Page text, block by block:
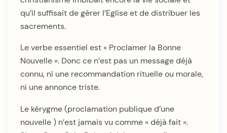
qu’il suffisait de gérer l’Eglise et de distribuer les
sacrements.
Le verbe essentiel est « Proclamer la Bonne
Nouvelle ». Donc ce n’est pas un message déjà
connu, ni une recommandation rituelle ou morale,
ni une annonce triste.
Le kérygme (proclamation publique d’une
nouvelle ) n’est jamais vu comme « déjà fait ».